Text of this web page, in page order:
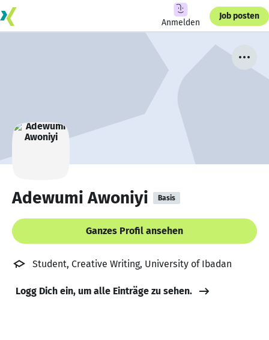
Anmelden
Job posten
Adewumi Awoniyi Basis
Ganzes Profil ansehen
Student, Creative Writing, University of Ibadan
Logg Dich ein, um alle Einträge zu sehen.